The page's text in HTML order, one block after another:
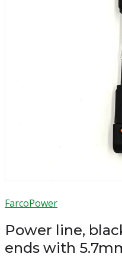
FarcoPower
Power line,
ends with